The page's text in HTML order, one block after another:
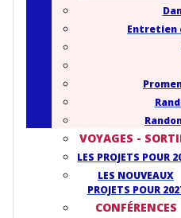
Entretien
VOYAGES -
LES PROJETS POUR
LES NOUVEAUX
PROJETS POUR
CONFÉRENCES